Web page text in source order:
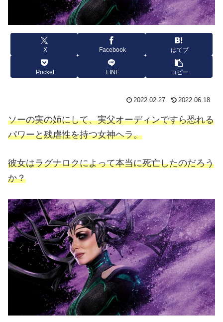
X Facebook はてブ
Pocket LINE コピー
2022.02.27 2022.06.18
ソーの実の姉にして、実父オーディンですら恐れる
パワーと残虐性を持つ女神ヘラ。
彼女はラグナロクによって本当に死亡したのだろう
か？